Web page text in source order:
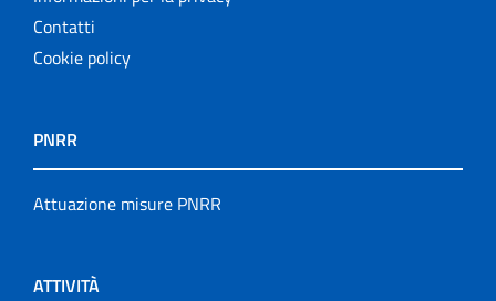
Contatti
Cookie policy
PNRR
Attuazione misure PNRR
ATTIVITÀ